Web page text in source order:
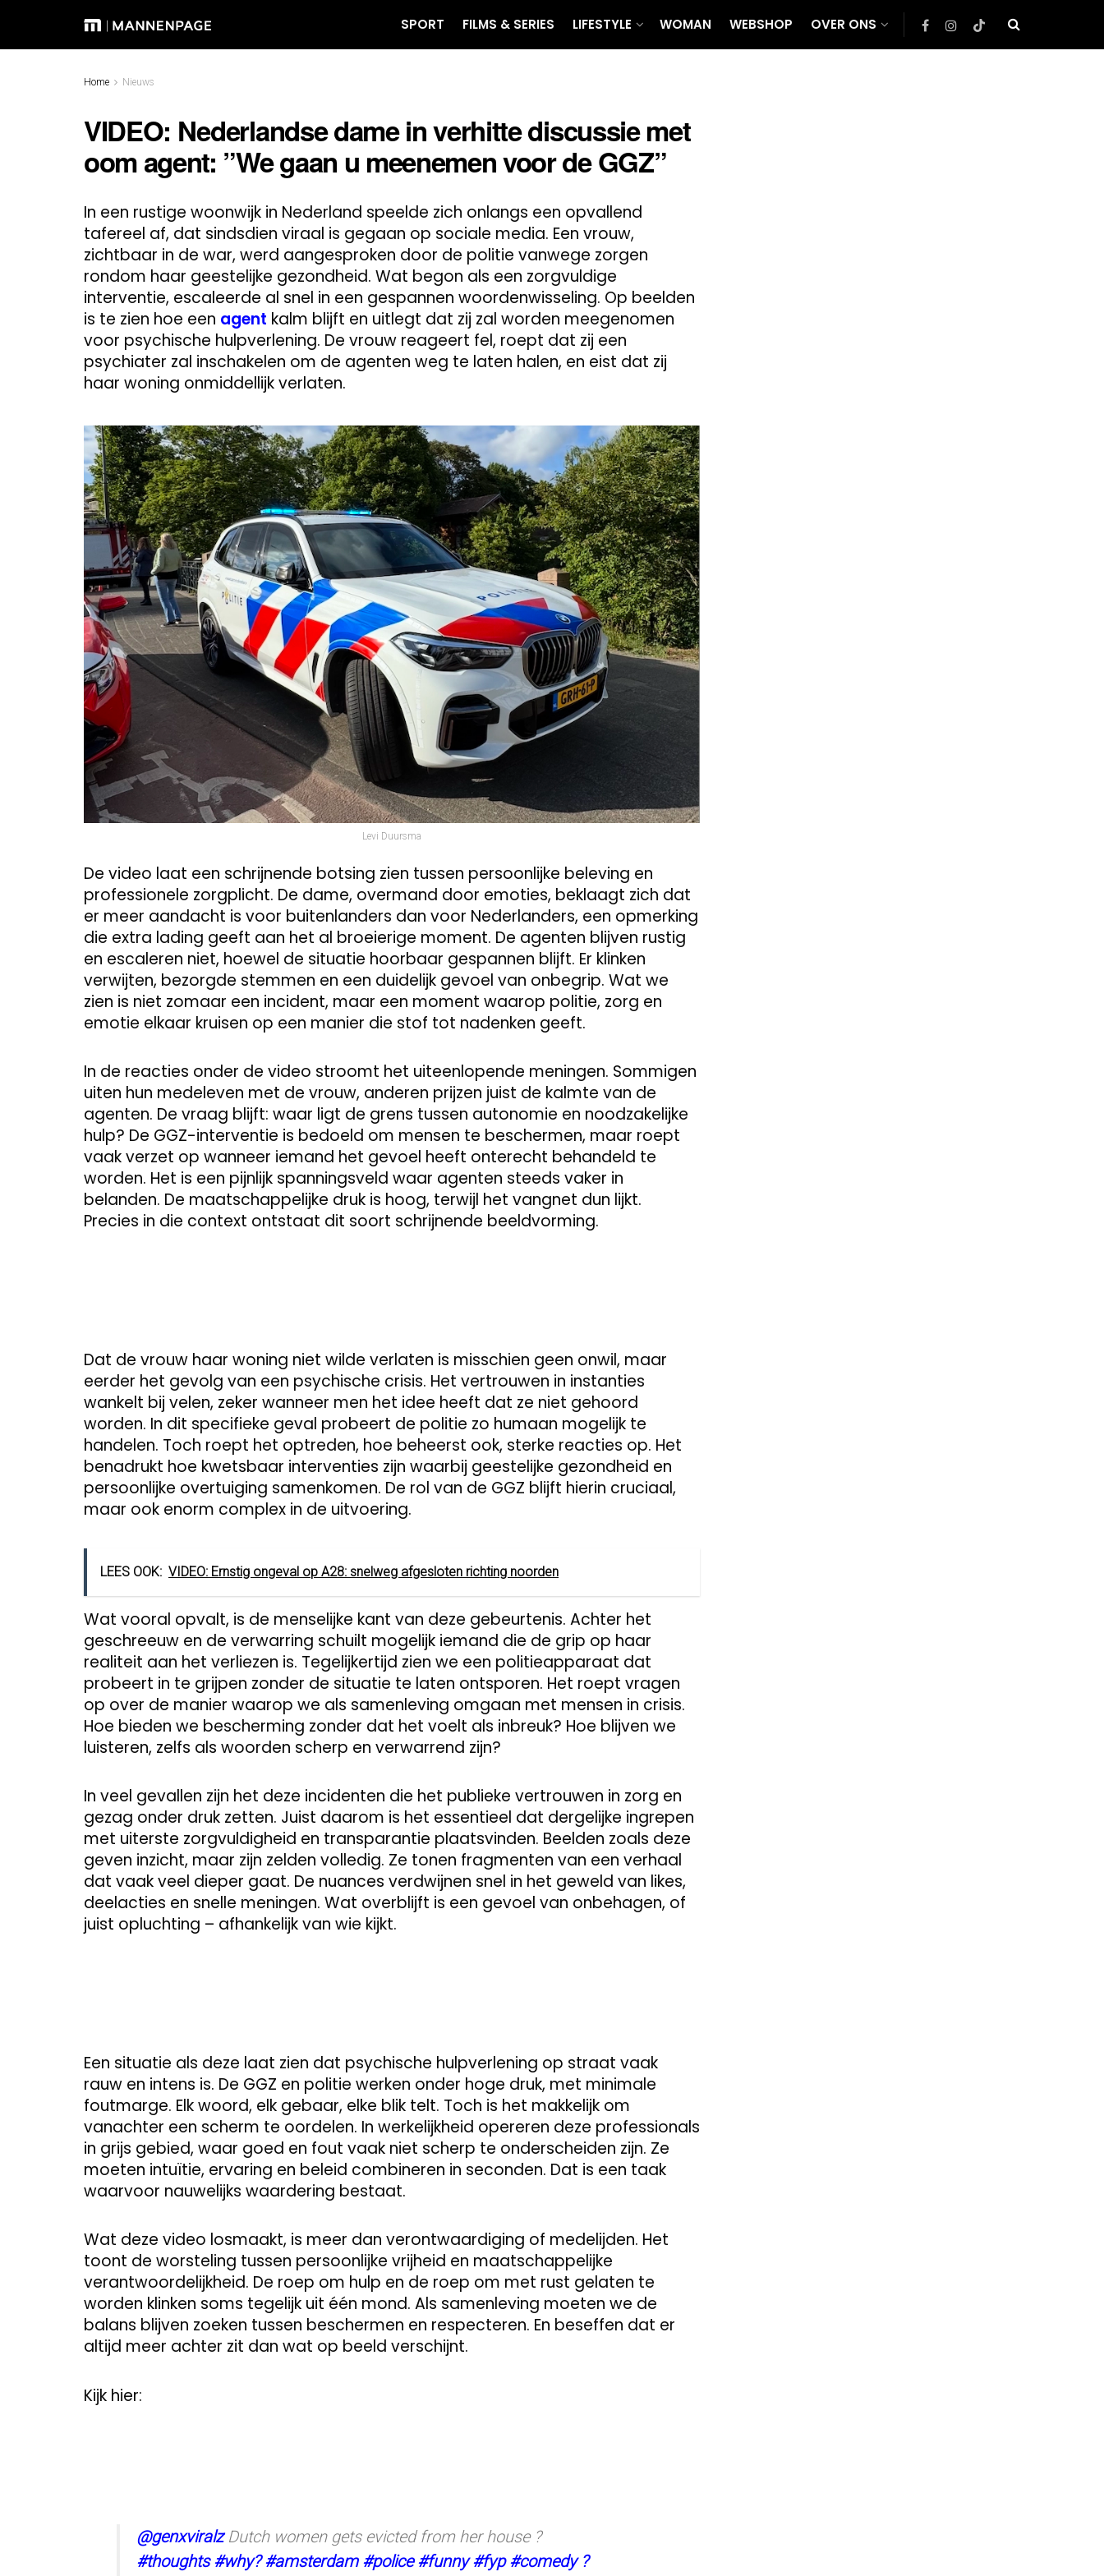
SPORT FILMS & SERIES LIFESTYLE WOMAN WEBSHOP OVER ONS
Home Nieuws
VIDEO: Nederlandse dame in verhitte discussie met
oom agent: ”We gaan u meenemen voor de GGZ”
In een rustige woonwijk in Nederland speelde zich onlangs een opvallend
tafereel af, dat sindsdien viraal is gegaan op sociale media. Een vrouw,
zichtbaar in de war, werd aangesproken door de politie vanwege zorgen
rondom haar geestelijke gezondheid. Wat begon als een zorgvuldige
interventie, escaleerde al snel in een gespannen woordenwisseling. Op beelden
is te zien hoe een agent kalm blijft en uitlegt dat zij zal worden meegenomen
voor psychische hulpverlening. De vrouw reageert fel, roept dat zij een
psychiater zal inschakelen om de agenten weg te laten halen, en eist dat zij
haar woning onmiddellijk verlaten.
Levi Duursma
De video laat een schrijnende botsing zien tussen persoonlijke beleving en
professionele zorgplicht. De dame, overmand door emoties, beklaagt zich dat
er meer aandacht is voor buitenlanders dan voor Nederlanders, een opmerking
die extra lading geeft aan het al broeierige moment. De agenten blijven rustig
en escaleren niet, hoewel de situatie hoorbaar gespannen blijft. Er klinken
verwijten, bezorgde stemmen en een duidelijk gevoel van onbegrip. Wat we
zien is niet zomaar een incident, maar een moment waarop politie, zorg en
emotie elkaar kruisen op een manier die stof tot nadenken geeft.
In de reacties onder de video stroomt het uiteenlopende meningen. Sommigen
uiten hun medeleven met de vrouw, anderen prijzen juist de kalmte van de
agenten. De vraag blijft: waar ligt de grens tussen autonomie en noodzakelijke
hulp? De GGZ-interventie is bedoeld om mensen te beschermen, maar roept
vaak verzet op wanneer iemand het gevoel heeft onterecht behandeld te
worden. Het is een pijnlijk spanningsveld waar agenten steeds vaker in
belanden. De maatschappelijke druk is hoog, terwijl het vangnet dun lijkt.
Precies in die context ontstaat dit soort schrijnende beeldvorming.
Dat de vrouw haar woning niet wilde verlaten is misschien geen onwil, maar
eerder het gevolg van een psychische crisis. Het vertrouwen in instanties
wankelt bij velen, zeker wanneer men het idee heeft dat ze niet gehoord
worden. In dit specifieke geval probeert de politie zo humaan mogelijk te
handelen. Toch roept het optreden, hoe beheerst ook, sterke reacties op. Het
benadrukt hoe kwetsbaar interventies zijn waarbij geestelijke gezondheid en
persoonlijke overtuiging samenkomen. De rol van de GGZ blijft hierin cruciaal,
maar ook enorm complex in de uitvoering.
LEES OOK: VIDEO: Ernstig ongeval op A28: snelweg afgesloten richting noorden
Wat vooral opvalt, is de menselijke kant van deze gebeurtenis. Achter het
geschreeuw en de verwarring schuilt mogelijk iemand die de grip op haar
realiteit aan het verliezen is. Tegelijkertijd zien we een politieapparaat dat
probeert in te grijpen zonder de situatie te laten ontsporen. Het roept vragen
op over de manier waarop we als samenleving omgaan met mensen in crisis.
Hoe bieden we bescherming zonder dat het voelt als inbreuk? Hoe blijven we
luisteren, zelfs als woorden scherp en verwarrend zijn?
In veel gevallen zijn het deze incidenten die het publieke vertrouwen in zorg en
gezag onder druk zetten. Juist daarom is het essentieel dat dergelijke ingrepen
met uiterste zorgvuldigheid en transparantie plaatsvinden. Beelden zoals deze
geven inzicht, maar zijn zelden volledig. Ze tonen fragmenten van een verhaal
dat vaak veel dieper gaat. De nuances verdwijnen snel in het geweld van likes,
deelacties en snelle meningen. Wat overblijft is een gevoel van onbehagen, of
juist opluchting – afhankelijk van wie kijkt.
Een situatie als deze laat zien dat psychische hulpverlening op straat vaak
rauw en intens is. De GGZ en politie werken onder hoge druk, met minimale
foutmarge. Elk woord, elk gebaar, elke blik telt. Toch is het makkelijk om
vanachter een scherm te oordelen. In werkelijkheid opereren deze professionals
in grijs gebied, waar goed en fout vaak niet scherp te onderscheiden zijn. Ze
moeten intuïtie, ervaring en beleid combineren in seconden. Dat is een taak
waarvoor nauwelijks waardering bestaat.
Wat deze video losmaakt, is meer dan verontwaardiging of medelijden. Het
toont de worsteling tussen persoonlijke vrijheid en maatschappelijke
verantwoordelijkheid. De roep om hulp en de roep om met rust gelaten te
worden klinken soms tegelijk uit één mond. Als samenleving moeten we de
balans blijven zoeken tussen beschermen en respecteren. En beseffen dat er
altijd meer achter zit dan wat op beeld verschijnt.
Kijk hier:
@genxviralzDutch women gets evicted from her house ?
#thoughts #why? #amsterdam #police #funny #fyp #comedy ?